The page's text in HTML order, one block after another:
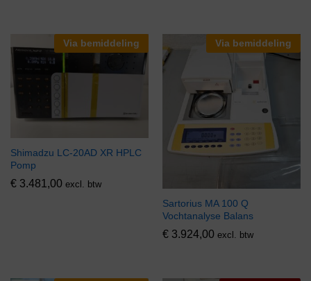
Via bemiddeling
Shimadzu LC-20AD XR HPLC
Pomp
€ 3.481,00 excl. btw
Via bemiddeling
Sartorius MA 100 Q
Vochtanalyse Balans
€ 3.924,00 excl. btw